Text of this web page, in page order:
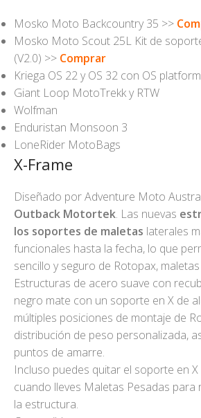
Mosko Moto Backcountry 35 >>
Mosko Moto Scout 25L Kit de
(V2.0) >> Comprar
Kriega OS 22 y OS 32 con OS platform
Giant Loop MotoTrekk y RTW
Wolfman
Enduristan Monsoon 3
LoneRider MotoBags
X-Frame
Diseñado por Adventure Moto
Outback Motortek. Las nuevas
los soportes de maletas laterales
funcionales hasta la fecha, lo que
sencillo y seguro de Rotopax,
Estructuras de acero suave con
negro mate con un soporte en X de
múltiples posiciones de montaje de
distribución de peso personalizada,
puntos de amarre.
Incluso puedes quitar el soporte en
cuando lleves Maletas Pesadas para
la estructura.